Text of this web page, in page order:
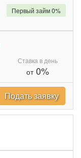
Ставка в день
от0%
Первый займ 0%
Подать заявку